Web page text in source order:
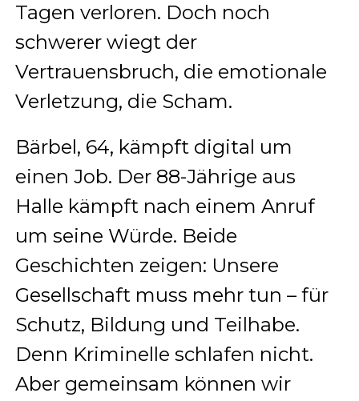
Tagen verloren. Doch noch
schwerer wiegt der
Vertrauensbruch, die emotionale
Verletzung, die Scham.
Bärbel, 64, kämpft digital um
einen Job. Der 88-Jährige aus
Halle kämpft nach einem Anruf
um seine Würde. Beide
Geschichten zeigen: Unsere
Gesellschaft muss mehr tun – für
Schutz, Bildung und Teilhabe.
Denn Kriminelle schlafen nicht.
Aber gemeinsam können wir